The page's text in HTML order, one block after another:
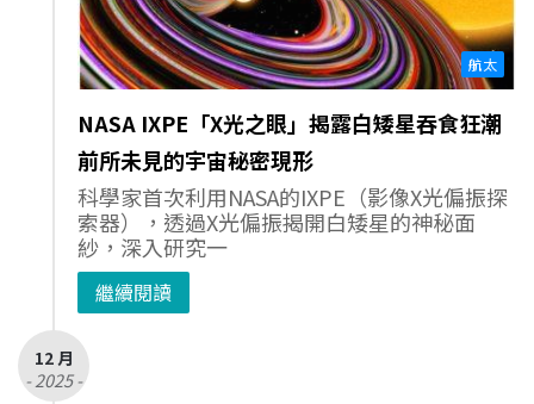
航太
NASA IXPE「X光之眼」揭露白矮星吞食狂潮
前所未見的宇宙秘密現形
科學家首次利用NASA的IXPE（影像X光偏振探
索器），透過X光偏振揭開白矮星的神秘面
紗，深入研究一
繼續閱讀
12 月
- 2025 -